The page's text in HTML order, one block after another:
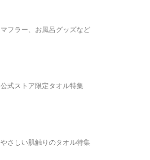
マフラー、お風呂グッズなど
公式ストア限定タオル特集
やさしい肌触りのタオル特集